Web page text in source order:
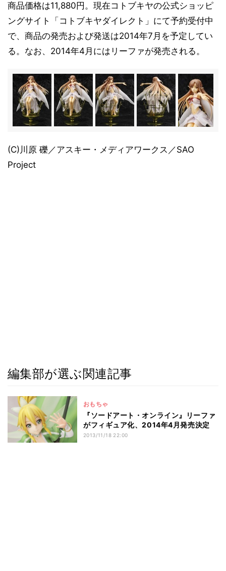
商品価格は11,880円。現在コトブキヤの公式ショッピ
ングサイト「コトブキヤダイレクト」にて予約受付中
で、商品の発売および発送は2014年7月を予定してい
る。なお、2014年4月にはリーファが発売される。
(C)川原 礫／アスキー・メディアワークス／SAO
Project
編集部が選ぶ関連記事
おもちゃ
『ソードアート・オンライン』リーファ
がフィギュア化、2014年4月発売決定
2013/11/18 22:00